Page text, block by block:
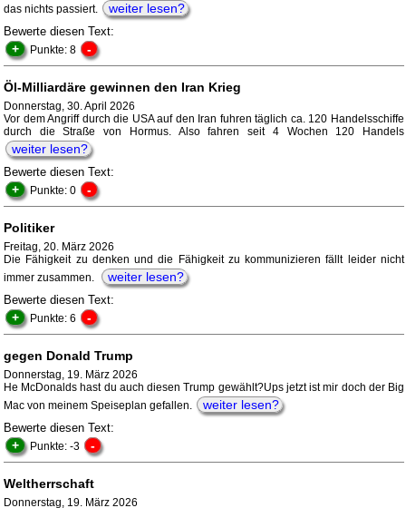
das nichts passiert.
weiter lesen?
Bewerte diesen Text:
+ Punkte: 8 -
Öl-Milliardäre gewinnen den Iran Krieg
Donnerstag, 30. April 2026
Vor dem Angriff durch die USA auf den Iran fuhren täglich ca. 120 Handelsschiffe
durch die Straße von Hormus. Also fahren seit 4 Wochen 120 Handels
weiter lesen?
Bewerte diesen Text:
+ Punkte: 0 -
Politiker
Freitag, 20. März 2026
Die Fähigkeit zu denken und die Fähigkeit zu kommunizieren fällt leider nicht
immer zusammen.
weiter lesen?
Bewerte diesen Text:
+ Punkte: 6 -
gegen Donald Trump
Donnerstag, 19. März 2026
He McDonalds hast du auch diesen Trump gewählt?Ups jetzt ist mir doch der Big
Mac von meinem Speiseplan gefallen.
weiter lesen?
Bewerte diesen Text:
+ Punkte: -3 -
Weltherrschaft
Donnerstag, 19. März 2026